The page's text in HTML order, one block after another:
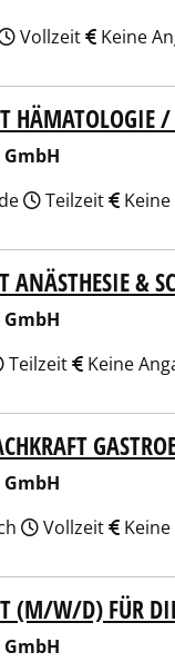
Vollzeit Keine
HÄMATOLOGIE
Teilzeit
ANÄSTHESIE &
Teilzeit Keine
Vollzeit
(M/W/D) FÜR